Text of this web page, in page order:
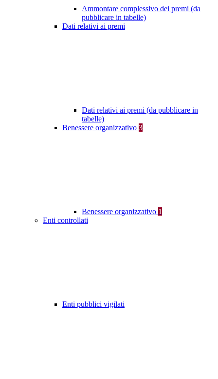
Ammontare complessivo dei premi (da
pubblicare in tabelle)
Dati relativi ai premi
Dati relativi ai premi (da pubblicare in
tabelle)
Benessere organizzativo 3
Benessere organizzativo 1
Enti controllati
Enti pubblici vigilati